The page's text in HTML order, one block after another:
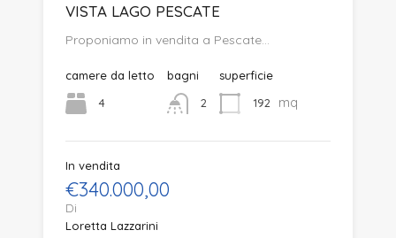
VISTA LAGO PESCATE
Proponiamo in vendita a Pescate…
camere da letto
4
bagni
2
superficie
192
mq
In vendita
€340.000,00
Di
Loretta Lazzarini